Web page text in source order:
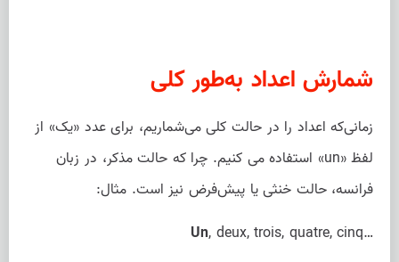
شمارش اعداد به‌طور کلی
زمانی‌که اعداد را در حالت کلی می‌شماریم، برای عدد «یک» از
لفظ «un» استفاده می کنیم. چرا که حالت مذکر، در زبان
فرانسه، حالت خنثی یا پیش‌فرض نیز است. مثال:
Un, deux, trois, quatre, cinq…